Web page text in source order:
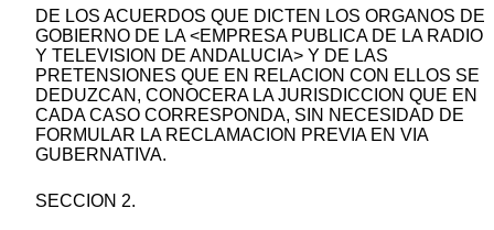
DE LOS ACUERDOS QUE DICTEN LOS ORGANOS DE
GOBIERNO DE LA <EMPRESA PUBLICA DE LA RADIO
Y TELEVISION DE ANDALUCIA> Y DE LAS
PRETENSIONES QUE EN RELACION CON ELLOS SE
DEDUZCAN, CONOCERA LA JURISDICCION QUE EN
CADA CASO CORRESPONDA, SIN NECESIDAD DE
FORMULAR LA RECLAMACION PREVIA EN VIA
GUBERNATIVA.
SECCION 2.